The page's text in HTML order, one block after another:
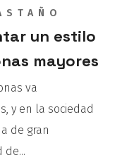
un estilo
mayores
va
y en la sociedad
de gran
de...